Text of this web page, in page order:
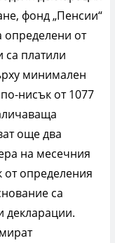
фонд „Пенсии“
определени от
са платили
минимален
нисък от 1077
още два
на месечния
от определения
са
декларации.